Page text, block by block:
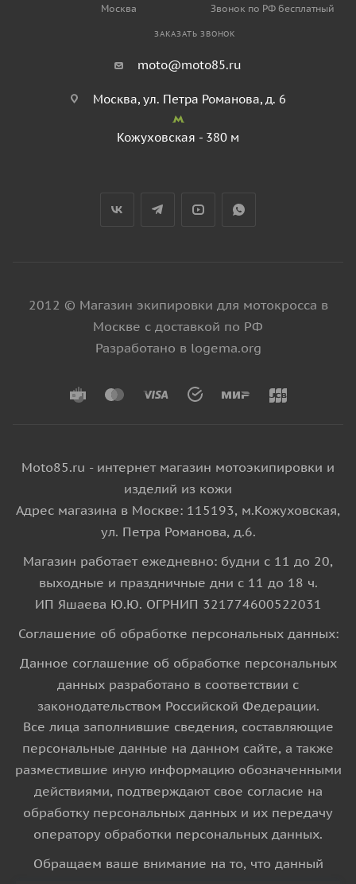
Москва Звонок по РФ бесплатный
ЗАКАЗАТЬ ЗВОНОК
moto@moto85.ru
Москва, ул. Петра Романова, д. 6
Кожуховская - 380 м
2012 © Магазин экипировки для мотокросса в
Москве с доставкой по РФ
Разработано в logema.org
Moto85.ru - интернет магазин мотоэкипировки и
изделий из кожи
Адрес магазина в Москве: 115193, м.Кожуховская,
ул. Петра Романова, д.6.
Магазин работает ежедневно: будни с 11 до 20,
выходные и праздничные дни с 11 до 18 ч.
ИП Яшаева Ю.Ю. ОГРНИП 321774600522031
Соглашение об обработке персональных данных:
Данное соглашение об обработке персональных
данных разработано в соответствии с
законодательством Российской Федерации.
Все лица заполнившие сведения, составляющие
персональные данные на данном сайте, а также
разместившие иную информацию обозначенными
действиями, подтверждают свое согласие на
обработку персональных данных и их передачу
оператору обработки персональных данных.
Обращаем ваше внимание на то, что данный